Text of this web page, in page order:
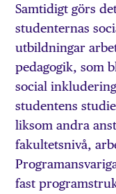
Samtidigt görs
studenternas
utbildningar
pedagogik, som
social
studentens
liksom andra
fakultetsnivå,
fast